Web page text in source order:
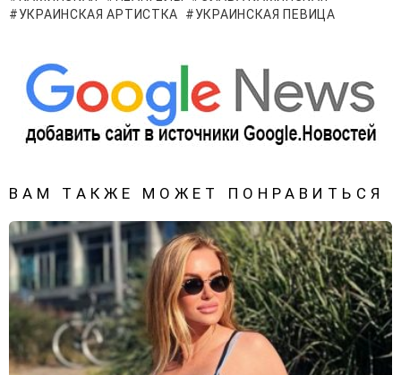
УКРАИНСКАЯ АРТИСТКА
УКРАИНСКАЯ ПЕВИЦА
ВАМ ТАКЖЕ МОЖЕТ ПОНРАВИТЬСЯ